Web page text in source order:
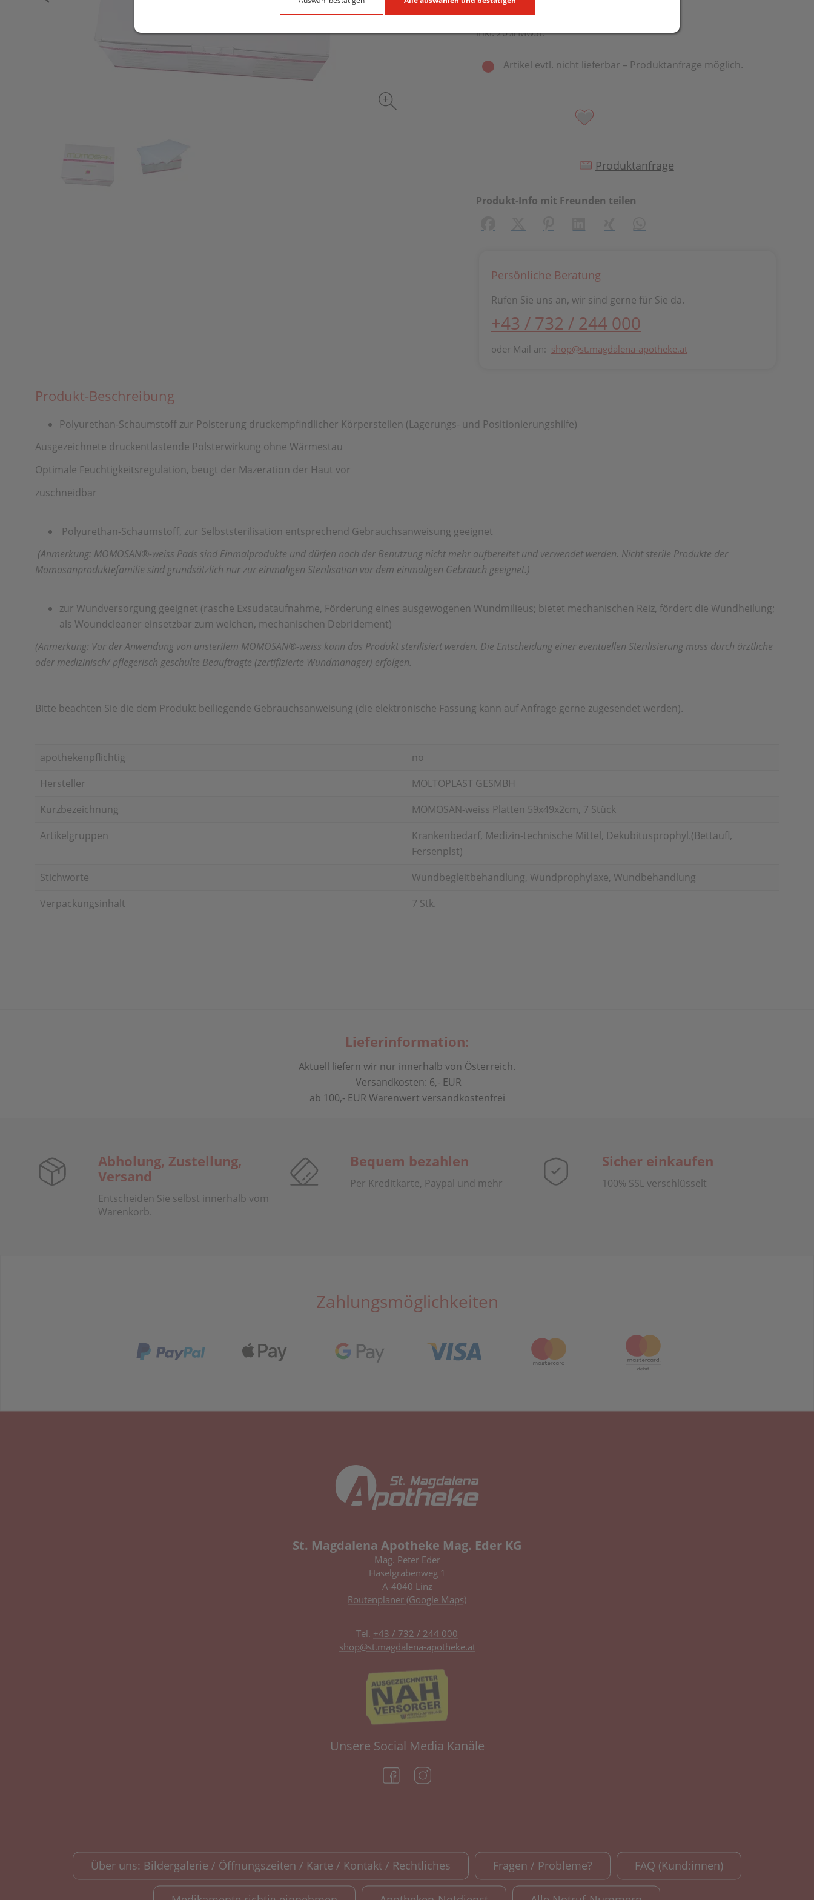
inkl. 20% MwSt.
Artikel evtl. nicht lieferbar – Produktanfrage möglich.
Produktanfrage
Produkt-Info mit Freunden teilen
Persönliche Beratung
Rufen Sie uns an, wir sind gerne für Sie da.
+43 / 732 / 244 000
oder Mail an: shop@st.magdalena-apotheke.at
Produkt-Beschreibung
Polyurethan-Schaumstoff zur Polsterung druckempfindlicher Körperstellen (Lagerungs- und Positionierungshilfe)
Ausgezeichnete druckentlastende Polsterwirkung ohne Wärmestau
Optimale Feuchtigkeitsregulation, beugt der Mazeration der Haut vor
zuschneidbar
Polyurethan-Schaumstoff, zur Selbststerilisation entsprechend Gebrauchsanweisung geeignet
(Anmerkung: MOMOSAN®-weiss Pads sind Einmalprodukte und dürfen nach der Benutzung nicht mehr aufbereitet und verwendet werden. Nicht sterile Produkte der
Momosanproduktefamilie sind grundsätzlich nur zur einmaligen Sterilisation vor dem einmaligen Gebrauch geeignet.)
zur Wundversorgung geeignet (rasche Exsudataufnahme, Förderung eines ausgewogenen Wundmilieus; bietet mechanischen Reiz, fördert die Wundheilung;
als Woundcleaner einsetzbar zum weichen, mechanischen Debridement)
(Anmerkung: Vor der Anwendung von unsterilem MOMOSAN®-weiss kann das Produkt sterilisiert werden. Die Entscheidung einer eventuellen Sterilisierung muss durch ärztliche
oder medizinisch/ pflegerisch geschulte Beauftragte (zertifizierte Wundmanager) erfolgen.
Bitte beachten Sie die dem Produkt beiliegende Gebrauchsanweisung (die elektronische Fassung kann auf Anfrage gerne zugesendet werden).
apothekenpflichtig
no
Hersteller
MOLTOPLAST GESMBH
Kurzbezeichnung
MOMOSAN-weiss Platten 59x49x2cm, 7 Stück
Artikelgruppen
Krankenbedarf, Medizin-technische Mittel, Dekubitusprophyl.(Bettaufl,
Fersenplst)
Stichworte
Wundbegleitbehandlung, Wundprophylaxe, Wundbehandlung
Verpackungsinhalt
7 Stk.
Lieferinformation:
Aktuell liefern wir nur innerhalb von Österreich.
Versandkosten: 6,- EUR
ab 100,- EUR Warenwert versandkostenfrei
Abholung, Zustellung,
Versand
Entscheiden Sie selbst innerhalb vom
Warenkorb.
Bequem bezahlen
Per Kreditkarte, Paypal und mehr
Sicher einkaufen
100% SSL verschlüsselt
Zahlungsmöglichkeiten
St. Magdalena Apotheke Mag. Eder KG
Mag. Peter Eder
Haselgrabenweg 1
A-4040 Linz
Routenplaner (Google Maps)
Tel. +43 / 732 / 244 000
shop@st.magdalena-apotheke.at
Unsere Social Media Kanäle
(öffnet in neuem Tab)
Über uns: Bildergalerie / Öffnungszeiten / Karte / Kontakt / Rechtliches Fragen / Probleme? FAQ (Kund:innen)